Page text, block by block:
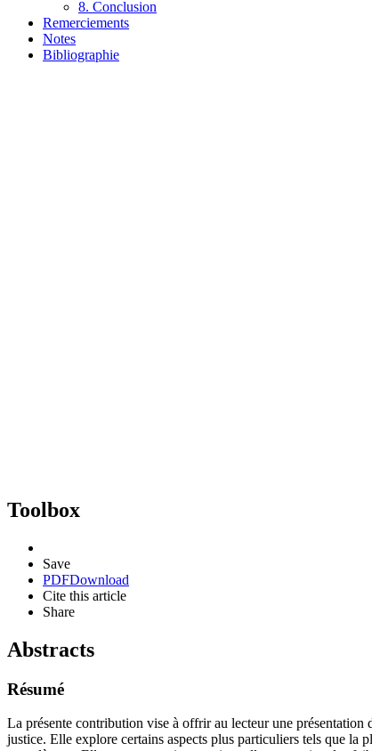
8. Conclusion
Remerciements
Notes
Bibliographie
Toolbox
Save
PDFDownload
Cite this article
Share
Abstracts
Résumé
La présente contribution vise à offrir au lecteur une présentation
justice. Elle explore certains aspects plus particuliers tels que la